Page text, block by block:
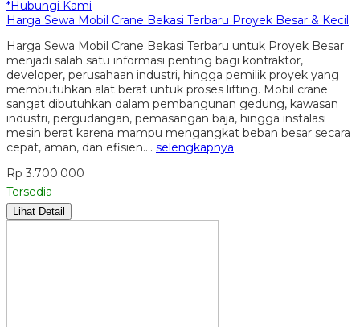
*Hubungi Kami
Harga Sewa Mobil Crane Bekasi Terbaru Proyek Besar & Kecil
Harga Sewa Mobil Crane Bekasi Terbaru untuk Proyek Besar
menjadi salah satu informasi penting bagi kontraktor,
developer, perusahaan industri, hingga pemilik proyek yang
membutuhkan alat berat untuk proses lifting. Mobil crane
sangat dibutuhkan dalam pembangunan gedung, kawasan
industri, pergudangan, pemasangan baja, hingga instalasi
mesin berat karena mampu mengangkat beban besar secara
cepat, aman, dan efisien…. selengkapnya
Rp 3.700.000
Tersedia
Lihat Detail